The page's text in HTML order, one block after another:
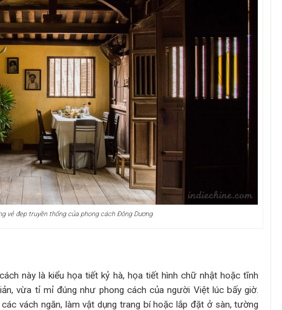
vẻ đẹp truyền thống của phong cách Đông Dương
này là kiểu họa tiết kỷ hà, họa tiết hình chữ nhật hoặc tĩnh
vừa tỉ mỉ đúng như phong cách của người Việt lúc bấy giờ.
vách ngăn, làm vật dụng trang bí hoặc lắp đặt ở sàn, tường